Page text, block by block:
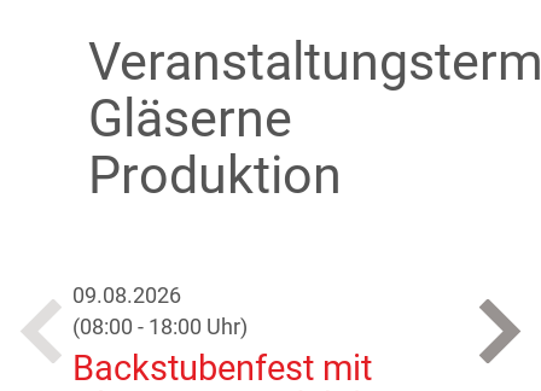
Gläserne
Produktion
09.08.2026
(08:00 - 18:00 Uhr)
Backstubenfest mit